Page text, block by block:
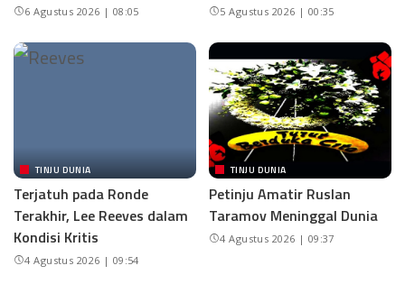
6 Agustus 2026 | 08:05 5 Agustus 2026 | 00:35
TINJU DUNIA
Terjatuh pada Ronde
Terakhir, Lee Reeves dalam
Kondisi Kritis
4 Agustus 2026 | 09:54
TINJU DUNIA
Petinju Amatir Ruslan
Taramov Meninggal Dunia
4 Agustus 2026 | 09:37